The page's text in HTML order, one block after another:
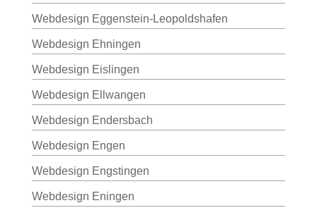
Webdesign Eggenstein-Leopoldshafen
Webdesign Ehningen
Webdesign Eislingen
Webdesign Ellwangen
Webdesign Endersbach
Webdesign Engen
Webdesign Engstingen
Webdesign Eningen